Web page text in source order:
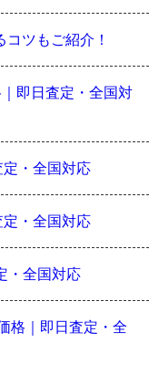
ツもご紹介！
即日査定・全国対
・全国対応
・全国対応
・全国対応
格｜即日査定・全